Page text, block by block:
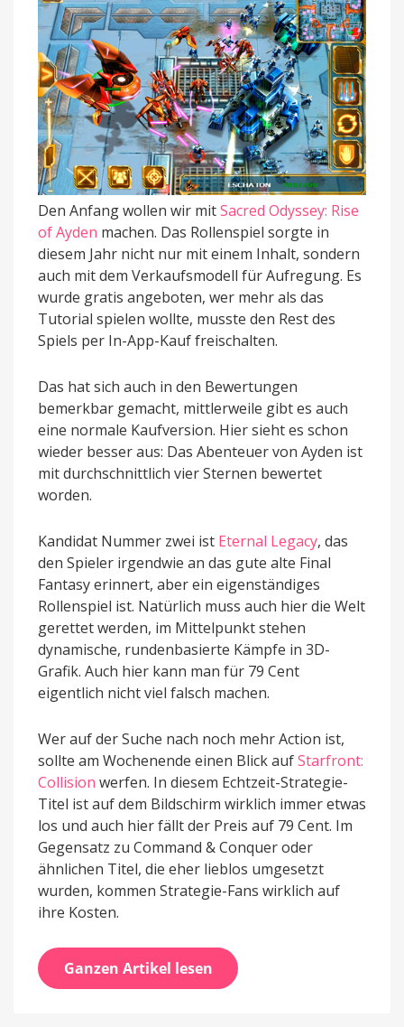
Den Anfang wollen wir mitSacred Odyssey: Rise
of Ayden machen. Das Rollenspiel sorgte in
diesem Jahr nicht nur mit einem Inhalt, sondern
auch mit dem Verkaufsmodell für Aufregung. Es
wurde gratis angeboten, wer mehr als das
Tutorial spielen wollte, musste den Rest des
Spiels per In-App-Kauf freischalten.
Das hat sich auch in den Bewertungen
bemerkbar gemacht, mittlerweile gibt es auch
eine normale Kaufversion. Hier sieht es schon
wieder besser aus: Das Abenteuer von Ayden ist
mit durchschnittlich vier Sternen bewertet
worden.
Kandidat Nummer zwei ist Eternal Legacy, das
den Spieler irgendwie an das gute alte Final
Fantasy erinnert, aber ein eigenständiges
Rollenspiel ist. Natürlich muss auch hier die Welt
gerettet werden, im Mittelpunkt stehen
dynamische, rundenbasierte Kämpfe in 3D-
Grafik. Auch hier kann man für 79 Cent
eigentlich nicht viel falsch machen.
Wer auf der Suche nach noch mehr Action ist,
sollte am Wochenende einen Blick aufStarfront:
Collision werfen. In diesem Echtzeit-Strategie-
Titel ist auf dem Bildschirm wirklich immer etwas
los und auch hier fällt der Preis auf 79 Cent. Im
Gegensatz zu Command & Conquer oder
ähnlichen Titel, die eher lieblos umgesetzt
wurden, kommen Strategie-Fans wirklich auf
ihre Kosten.
Ganzen Artikel lesen